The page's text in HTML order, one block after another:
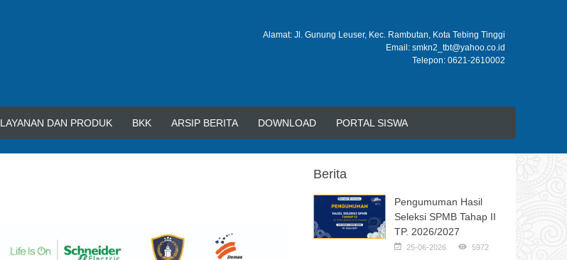
Alamat: Jl. Gunung Leuser, Kec. Rambutan, Kota Tebing Tinggi
Email: smkn2_tbt@yahoo.co.id
Telepon: 0621-2610002
LAYANAN DAN PRODUK BKK ARSIP BERITA DOWNLOAD PORTAL SISWA
Berita
Pengumuman Hasil
Seleksi SPMB Tahap II
TP. 2026/2027
25-06-2026 5972